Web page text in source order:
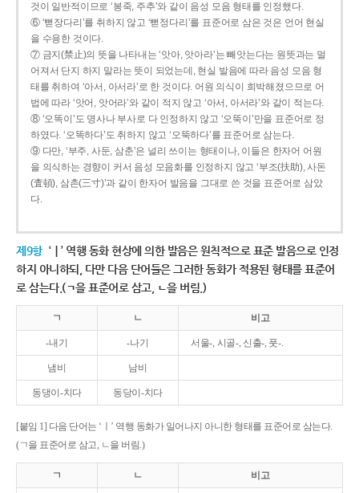
것이 일반적이므로 ‘봉죽, 주추’와 같이 음성 모음 형태를 인정했다.
⑥ ‘뻗장다리’를 취하지 않고 ‘뻗정다리’를 표준어로 삼은 것은 언어 현실
을 수용한 것이다.
⑦ 금지(禁止)의 뜻을 나타내는 ‘앗아, 앗아라’는 빼앗는다는 원뜻과는 멀
어져서 단지 하지 말라는 뜻이 되었는데, 현실 발음에 따라 음성 모음 형
태를 취하여 ‘아서, 아서라’로 한 것이다. 어원 의식이 희박해졌으므로 어
법에 따라 ‘앗어, 앗어라’와 같이 적지 않고 ‘아서, 아서라’와 같이 적는다.
⑧ ‘오똑이’도 명사나 부사로 다 인정하지 않고 ‘오뚝이’만을 표준어로 정
하였다. ‘오똑하다’도 취하지 않고 ‘오뚝하다’를 표준어로 삼는다.
⑨ 다만, ‘부주, 사둔, 삼춘’은 널리 쓰이는 형태이나, 이들은 한자어 어원
을 의식하는 경향이 커서 음성 모음화를 인정하지 않고 ‘부조(扶助), 사돈
(査頓), 삼촌(三寸)’과 같이 한자어 발음을 그대로 쓴 것을 표준어로 삼았
다.
제9항 ‘ㅣ’ 역행 동화 현상에 의한 발음은 원칙적으로 표준 발음으로 인정
하지 아니하되, 다만 다음 단어들은 그러한 동화가 적용된 형태를 표준어
로 삼는다.(ㄱ을 표준어로 삼고, ㄴ을 버림.)
ㄱ ㄴ 비고
-내기 -나기 서울-, 시골-, 신출-, 풋-.
냄비 남비
동댕이-치다 동당이-치다
[붙임 1] 다음 단어는 ‘ㅣ’ 역행 동화가 일어나지 아니한 형태를 표준어로 삼는다.
(ㄱ을 표준어로 삼고, ㄴ을 버림.)
ㄱ ㄴ 비고